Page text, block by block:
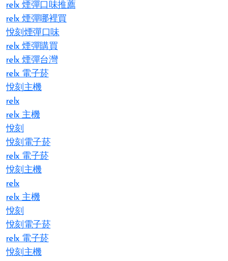
relx 煙彈口味推薦
relx 煙彈哪裡買
悅刻煙彈口味
relx 煙彈購買
relx 煙彈台灣
relx 電子菸
悅刻主機
relx
relx 主機
悅刻
悅刻電子菸
relx 電子菸
悅刻主機
relx
relx 主機
悅刻
悅刻電子菸
relx 電子菸
悅刻主機